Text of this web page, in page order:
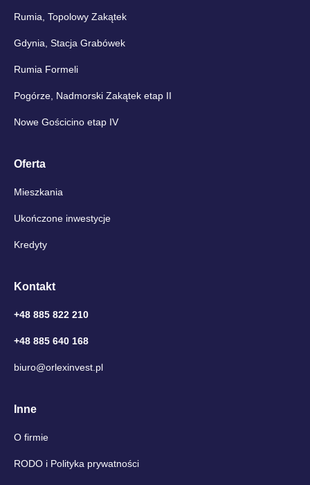
Rumia, Topolowy Zakątek
Gdynia, Stacja Grabówek
Rumia Formeli
Pogórze, Nadmorski Zakątek etap II
Nowe Gościcino etap IV
Oferta
Mieszkania
Ukończone inwestycje
Kredyty
Kontakt
+48 885 822 210
+48 885 640 168
biuro@orlexinvest.pl
Inne
O firmie
RODO i Polityka prywatności